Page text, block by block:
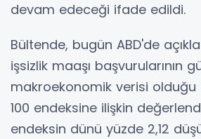
devam edeceği ifade edildi.
Bültende, bugün ABD'de
işsizlik maaşı başvurularının
makroekonomik verisi olduğu
100 endeksine ilişkin
endeksin dünü yüzde 2,12